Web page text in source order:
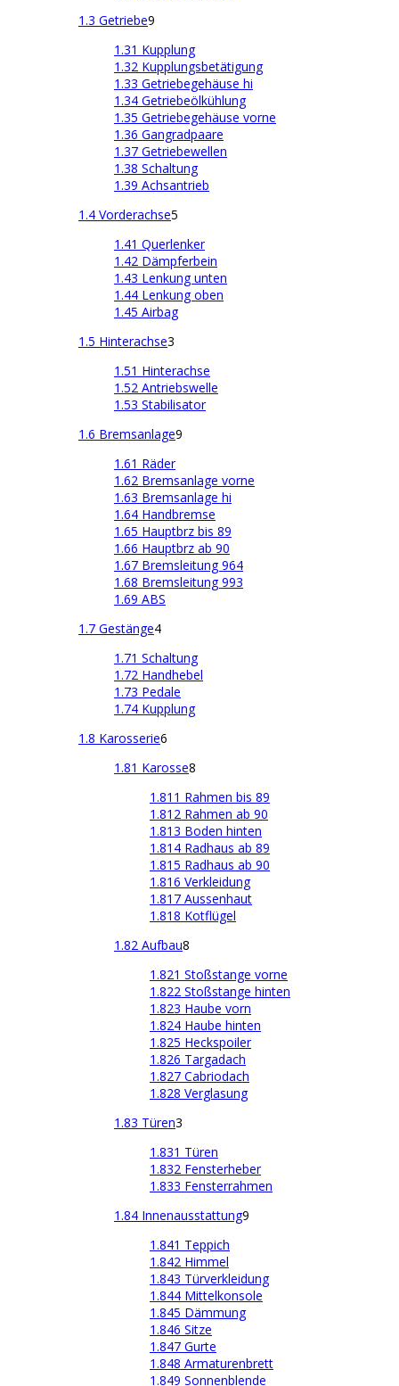
1.3 Getriebe9
1.31 Kupplung
1.32 Kupplungsbetätigung
1.33 Getriebegehäuse hi
1.34 Getriebeölkühlung
1.35 Getriebegehäuse vorne
1.36 Gangradpaare
1.37 Getriebewellen
1.38 Schaltung
1.39 Achsantrieb
1.4 Vorderachse5
1.41 Querlenker
1.42 Dämpferbein
1.43 Lenkung unten
1.44 Lenkung oben
1.45 Airbag
1.5 Hinterachse3
1.51 Hinterachse
1.52 Antriebswelle
1.53 Stabilisator
1.6 Bremsanlage9
1.61 Räder
1.62 Bremsanlage vorne
1.63 Bremsanlage hi
1.64 Handbremse
1.65 Hauptbrz bis 89
1.66 Hauptbrz ab 90
1.67 Bremsleitung 964
1.68 Bremsleitung 993
1.69 ABS
1.7 Gestänge4
1.71 Schaltung
1.72 Handhebel
1.73 Pedale
1.74 Kupplung
1.8 Karosserie6
1.81 Karosse8
1.811 Rahmen bis 89
1.812 Rahmen ab 90
1.813 Boden hinten
1.814 Radhaus ab 89
1.815 Radhaus ab 90
1.816 Verkleidung
1.817 Aussenhaut
1.818 Kotflügel
1.82 Aufbau8
1.821 Stoßstange vorne
1.822 Stoßstange hinten
1.823 Haube vorn
1.824 Haube hinten
1.825 Heckspoiler
1.826 Targadach
1.827 Cabriodach
1.828 Verglasung
1.83 Türen3
1.831 Türen
1.832 Fensterheber
1.833 Fensterrahmen
1.84 Innenausstattung9
1.841 Teppich
1.842 Himmel
1.843 Türverkleidung
1.844 Mittelkonsole
1.845 Dämmung
1.846 Sitze
1.847 Gurte
1.848 Armaturenbrett
1.849 Sonnenblende